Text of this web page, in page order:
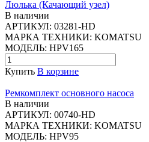
Люлька (Качающий узел)
В наличии
АРТИКУЛ: 03281-HD
МАРКА ТЕХНИКИ: KOMATSU
МОДЕЛЬ: HPV165
Купить В корзине
Ремкомплект основного насоса
В наличии
АРТИКУЛ: 00740-HD
МАРКА ТЕХНИКИ: KOMATSU
МОДЕЛЬ: HPV95